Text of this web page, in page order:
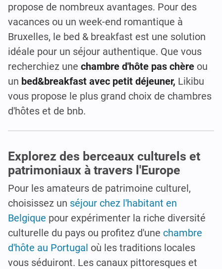
propose de nombreux avantages. Pour des
vacances ou un week-end romantique à
Bruxelles, le bed & breakfast est une solution
idéale pour un séjour authentique. Que vous
recherchiez une chambre d'hôte pas chère ou
un bed&breakfast avec petit déjeuner, Likibu
vous propose le plus grand choix de chambres
d'hôtes et de bnb.
Explorez des berceaux culturels et
patrimoniaux à travers l'Europe
Pour les amateurs de patrimoine culturel,
choisissez un séjour chez l'habitant en
Belgique pour expérimenter la riche diversité
culturelle du pays ou profitez d'une chambre
d'hôte au Portugal où les traditions locales
vous séduiront. Les canaux pittoresques et